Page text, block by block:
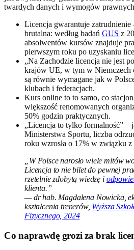
twardych danych i wymogów
Licencja gwarantuje zatrudnienie
brutalna: według badań GUS z
absolwentów kursów znajduje
pierwszym roku po uzyskaniu
„Na Zachodzie licencja nie jest
krajów UE, w tym w Niemczech
są równie wymagane jak w
klubach i federacjach.
Kurs online to to samo, co
większość renomowanych
50% godzin praktycznych.
„Licencja to tylko formalność” –
Ministerstwa Sportu, liczba
roku wzrosła o 17% w związku
„W Polsce narosło wiele mitów
Licencja to nie bilet do pewnej
rzetelnie zdobytą wiedzę i
klienta.”
— dr hab. Magdalena Nowicka,
kształcenia trenerów, Wyższa
Fizycznego, 2024
Co naprawdę grozi za brak